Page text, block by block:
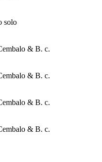
solo
& B. c.
& B. c.
& B. c.
& B. c.